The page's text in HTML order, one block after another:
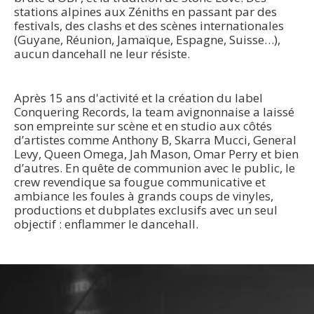
stations alpines aux Zéniths en passant par des
festivals, des clashs et des scènes internationales
(Guyane, Réunion, Jamaïque, Espagne, Suisse…),
aucun dancehall ne leur résiste.
Après 15 ans d'activité et la création du label
Conquering Records, la team avignonnaise a laissé
son empreinte sur scène et en studio aux côtés
d’artistes comme Anthony B, Skarra Mucci, General
Levy, Queen Omega, Jah Mason, Omar Perry et bien
d’autres. En quête de communion avec le public, le
crew revendique sa fougue communicative et
ambiance les foules à grands coups de vinyles,
productions et dubplates exclusifs avec un seul
objectif : enflammer le dancehall.